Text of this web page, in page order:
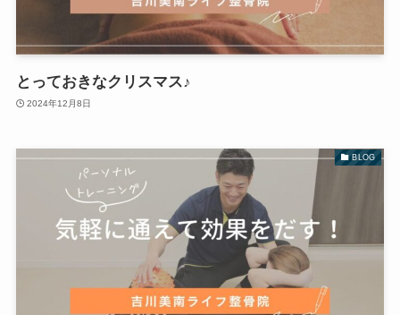
とっておきなクリスマス♪
2024年12月8日
BLOG